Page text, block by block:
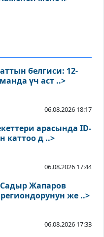
белгиси: 12-
үч аст ..>
06.08.2026 18:17
арасында ID-
каттоо д ..>
06.08.2026 17:44
Жапаров
же ..>
06.08.2026 17:33